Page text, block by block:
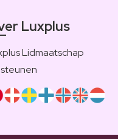
Luxplus
Lidmaatschap
steunen